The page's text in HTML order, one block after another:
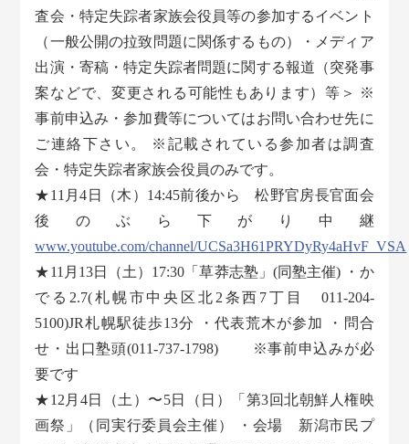
査会・特定失踪者家族会役員等の参加するイベント
（一般公開の拉致問題に関係するもの）・メディア
出演・寄稿・特定失踪者問題に関する報道（突発事
案などで、変更される可能性もあります）等＞ ※
事前申込み・参加費等についてはお問い合わせ先に
ご連絡下さい。 ※記載されている参加者は調査
会・特定失踪者家族会役員のみです。
★11月4日（木）14:45前後から 松野官房長官面会
後のぶら下がり中継
www.youtube.com/channel/UCSa3H61PRYDyRy4aHvF_VSA
★11月13日（土）17:30「草莽志塾」(同塾主催) ・か
でる2.7(札幌市中央区北2条西7丁目 011-204-
5100)JR札幌駅徒歩13分 ・代表荒木が参加 ・問合
せ・出口塾頭(011-737-1798) ※事前申込みが必
要です
★12月4日（土）〜5日（日）「第3回北朝鮮人権映
画祭」（同実行委員会主催） ・会場 新潟市民プ